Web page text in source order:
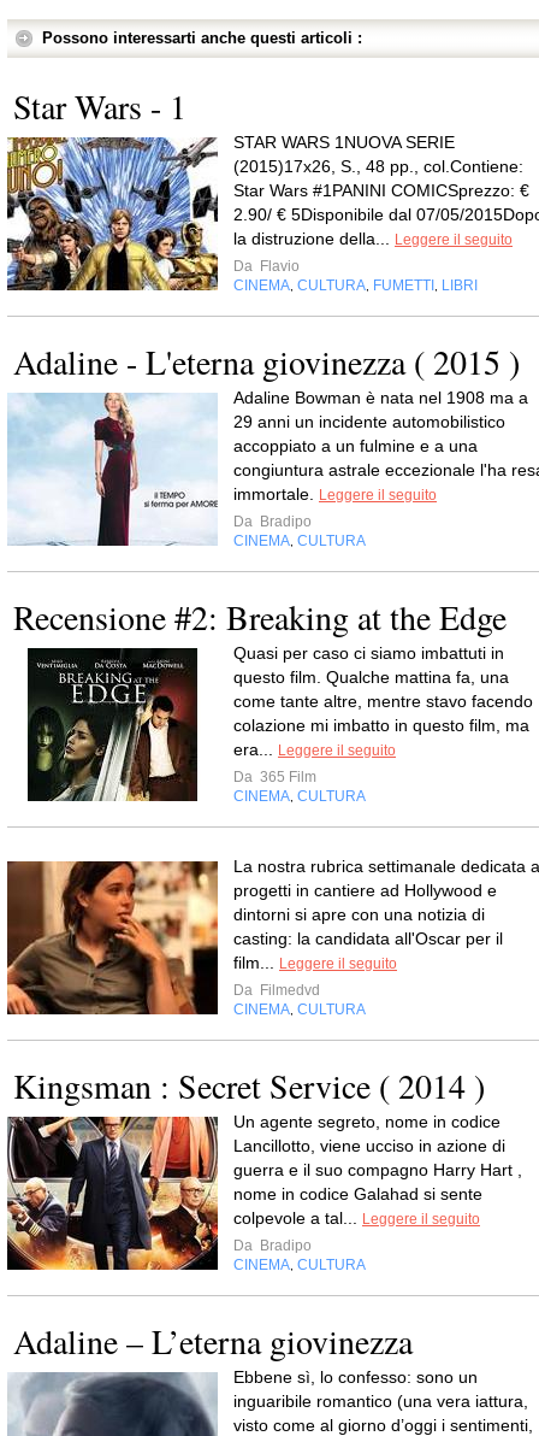
Possono interessarti anche questi articoli :
Star Wars - 1
STAR WARS 1NUOVA SERIE
(2015)17x26, S., 48 pp., col.Contiene:
Star Wars #1PANINI COMICSprezzo: €
2.90/ € 5Disponibile dal 07/05/
la distruzione della...
Leggere il seguito
Da Flavio
CINEMA CULTURA FUMETTI LIBRI
Adaline - L'eterna giovinezza ( 2015 )
Adaline Bowman è nata nel 1908 ma a
29 anni un incidente automobilistico
accoppiato a un fulmine e a una
congiuntura astrale eccezionale l'ha
immortale.
Leggere il seguito
Da Bradipo
CINEMA CULTURA
Recensione #2: Breaking at the Edge
Quasi per caso ci siamo imbattuti in
questo film. Qualche mattina fa, una
come tante altre, mentre stavo facendo
colazione mi imbatto in questo film, ma
era...
Leggere il seguito
Da 365 Film
CINEMA CULTURA
La nostra rubrica settimanale dedicata
progetti in cantiere ad Hollywood e
dintorni si apre con una notizia di
casting: la candidata all'Oscar per il
film...
Leggere il seguito
Da Filmedvd
CINEMA CULTURA
Kingsman : Secret Service ( 2014 )
Un agente segreto, nome in codice
Lancillotto, viene ucciso in azione di
guerra e il suo compagno Harry Hart ,
nome in codice Galahad si sente
colpevole a tal...
Leggere il seguito
Da Bradipo
CINEMA CULTURA
Adaline – L’eterna giovinezza
Ebbene sì, lo confesso: sono un
inguaribile romantico (una vera iattura,
visto come al giorno d’oggi i sentimenti,